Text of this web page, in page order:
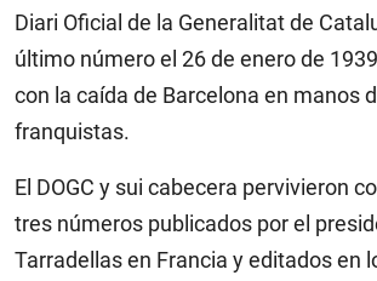
Diari Oficial de la Generalitat de
último número el 26 de enero de
con la caída de Barcelona en manos
franquistas.
El DOGC y sui cabecera pervivieron
tres números publicados por el
Tarradellas en Francia y editados en